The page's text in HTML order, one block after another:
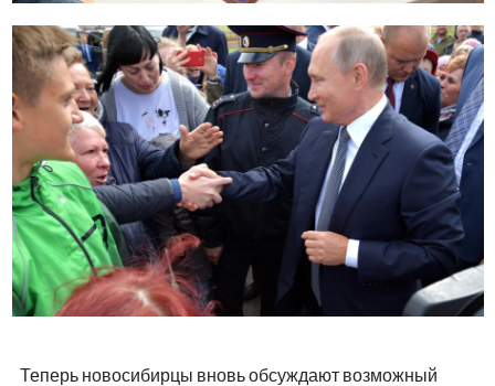
Теперь новосибирцы вновь обсуждают возможный